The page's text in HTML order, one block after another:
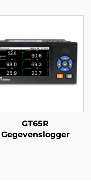
GT65R
Gegevenslogger